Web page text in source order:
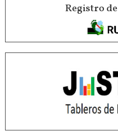
Registro